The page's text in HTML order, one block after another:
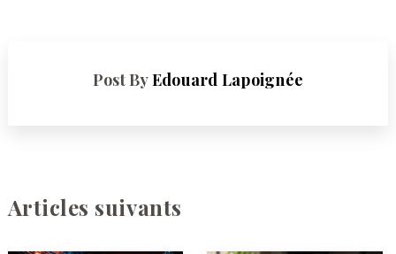
Post ByEdouard Lapoignée
Articles suivants